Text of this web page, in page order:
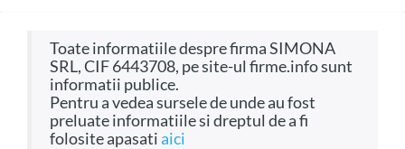
Toate informatiile despre firma SIMONA
SRL, CIF 6443708, pe site-ul firme.info sunt
informatii publice.
Pentru a vedea sursele de unde au fost
preluate informatiile si dreptul de a fi
folosite apasatiaici